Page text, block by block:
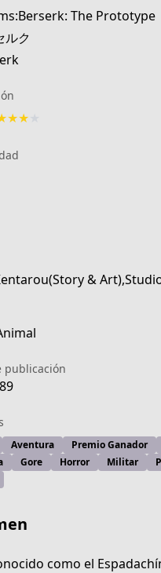
The Prototype
ルク
★★
&
publicación
Aventura Premio Ganador
Gore Horror Militar
como el